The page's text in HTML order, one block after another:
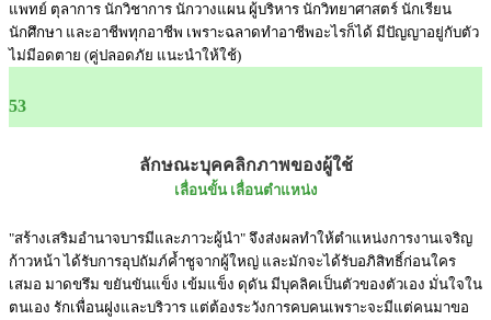
แพทย์ ตุลาการ นักวิชาการ นักวางแผน ผู้บริหาร นักวิทยาศาสตร์ นักเรียน
นักศึกษา และอาชีพทุกอาชีพ เพราะฉลาดทำอาชีพอะไรก็ได้ มีปัญญาอยู่กับตัว
ไม่มีอดตาย (คู่ปลอดภัย แนะนำให้ใช้)
53
ลักษณะบุคคลิกภาพของผู้ใช้
เลื่อนขั้น เลื่อนตำแหน่ง
"สร้างเสริมอำนาจบารมีและภาวะผู้นำ" จึงส่งผลทำให้ตำแหน่งการงานเจริญ
ก้าวหน้า ได้รับการอุปถัมภ์ค้ำชูจากผู้ใหญ่ และมักจะได้รับอภิสิทธิ์ก่อนใคร
เสมอ มาดขรึม ขยันขันแข็ง เข้มแข็ง ดุดัน มีบุคลิคเป็นตัวของตัวเอง มั่นใจใน
ตนเอง รักเพื่อนฝูงและบริวาร แต่ต้องระวังการคบคนเพราะจะมีแต่คนมาขอ